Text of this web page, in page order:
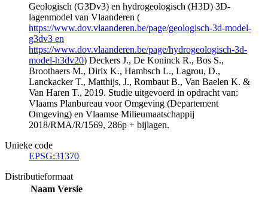
Geologisch (G3Dv3) en hydrogeologisch (H3D) 3D-
lagenmodel van Vlaanderen (
https://www.dov.vlaanderen.be/page/geologisch-3d-model-
g3dv3 en
https://www.dov.vlaanderen.be/page/hydrogeologisch-3d-
model-h3dv20) Deckers J., De Koninck R., Bos S.,
Broothaers M., Dirix K., Hambsch L., Lagrou, D.,
Lanckacker T., Matthijs, J., Rombaut B., Van Baelen K. &
Van Haren T., 2019. Studie uitgevoerd in opdracht van:
Vlaams Planbureau voor Omgeving (Departement
Omgeving) en Vlaamse Milieumaatschappij
2018/RMA/R/1569, 286p + bijlagen.
Unieke code
EPSG:31370
Distributieformaat
Naam Versie